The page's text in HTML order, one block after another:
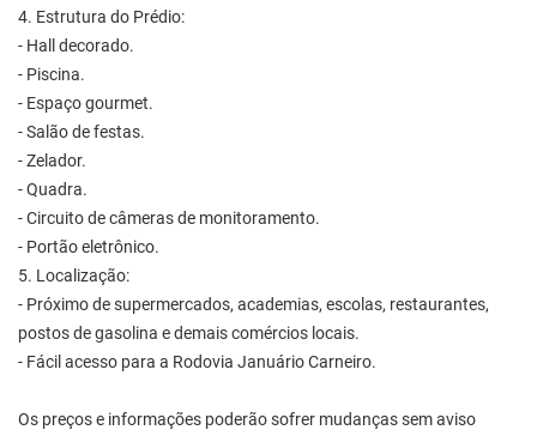
4. Estrutura do Prédio:
- Hall decorado.
- Piscina.
- Espaço gourmet.
- Salão de festas.
- Zelador.
- Quadra.
- Circuito de câmeras de monitoramento.
- Portão eletrônico.
5. Localização:
- Próximo de supermercados, academias, escolas, restaurantes,
postos de gasolina e demais comércios locais.
- Fácil acesso para a Rodovia Januário Carneiro.
Os preços e informações poderão sofrer mudanças sem aviso